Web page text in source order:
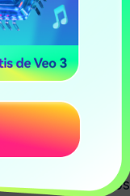
con Voxal Voice
Hay miles de
al contexto en
juegas a los